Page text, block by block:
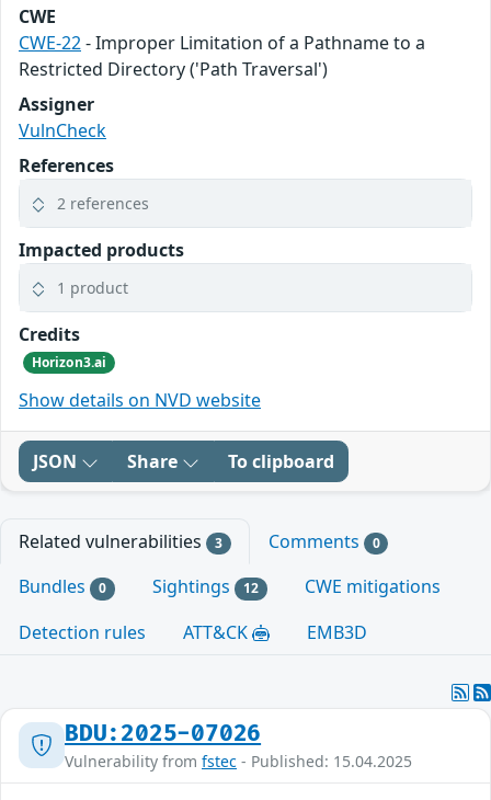
CWE
CWE-22- Improper Limitation of a Pathname to a
Restricted Directory ('Path Traversal')
Assigner
VulnCheck
References
2 references
Impacted products
1 product
Credits
Horizon3.ai
Show details on NVD website
JSON Share To clipboard
Related vulnerabilities 3 Comments 0
Bundles 0 Sightings 12
CWE mitigations
Detection rules
ATT&CK EMB3D
BDU:2025-07026
Vulnerability from fstec - Published: 15.04.2025